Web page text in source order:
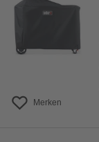
Merken